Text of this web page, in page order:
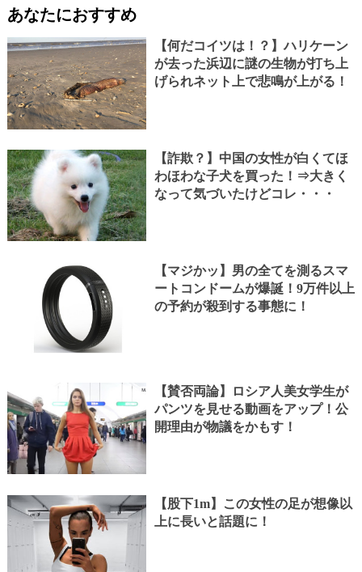
あなたにおすすめ
【何だコイツは！？】ハリケーン
が去った浜辺に謎の生物が打ち上
げられネット上で悲鳴が上がる！
【詐欺？】中国の女性が白くてほ
わほわな子犬を買った！⇒大きく
なって気づいたけどコレ・・・
【マジかッ】男の全てを測るスマ
ートコンドームが爆誕！9万件以上
の予約が殺到する事態に！
【賛否両論】ロシア人美女学生が
パンツを見せる動画をアップ！公
開理由が物議をかもす！
【股下1m】この女性の足が想像以
上に長いと話題に！